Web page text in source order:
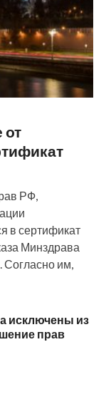
от
РФ,
в сертификат
Минздрава
Согласно им,
исключены из
прав